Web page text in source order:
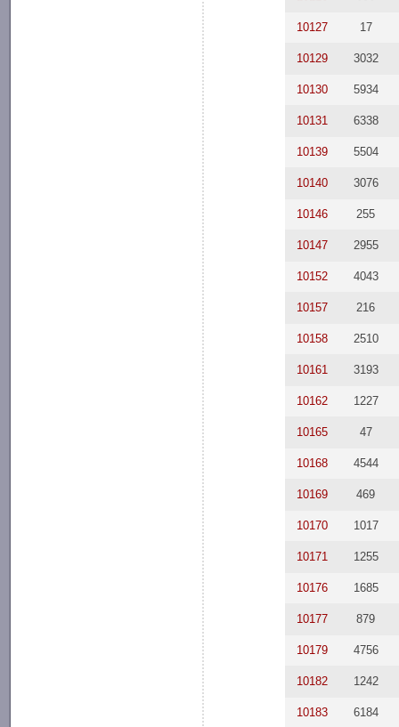
10127 17
10129 3032
10130 5934
10131 6338
10139 5504
10140 3076
10146 255
10147 2955
10152 4043
10157 216
10158 2510
10161 3193
10162 1227
10165 47
10168 4544
10169 469
10170 1017
10171 1255
10176 1685
10177 879
10179 4756
10182 1242
10183 6184